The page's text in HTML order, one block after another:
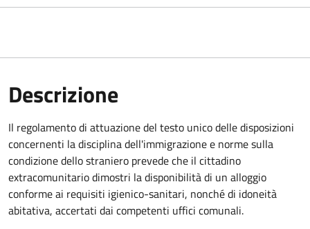
Descrizione
Il regolamento di attuazione del testo unico delle disposizioni
concernenti la disciplina dell'immigrazione e norme sulla
condizione dello straniero prevede che il cittadino
extracomunitario dimostri la disponibilità di un alloggio
conforme ai requisiti igienico-sanitari, nonché di idoneità
abitativa, accertati dai competenti uffici comunali.